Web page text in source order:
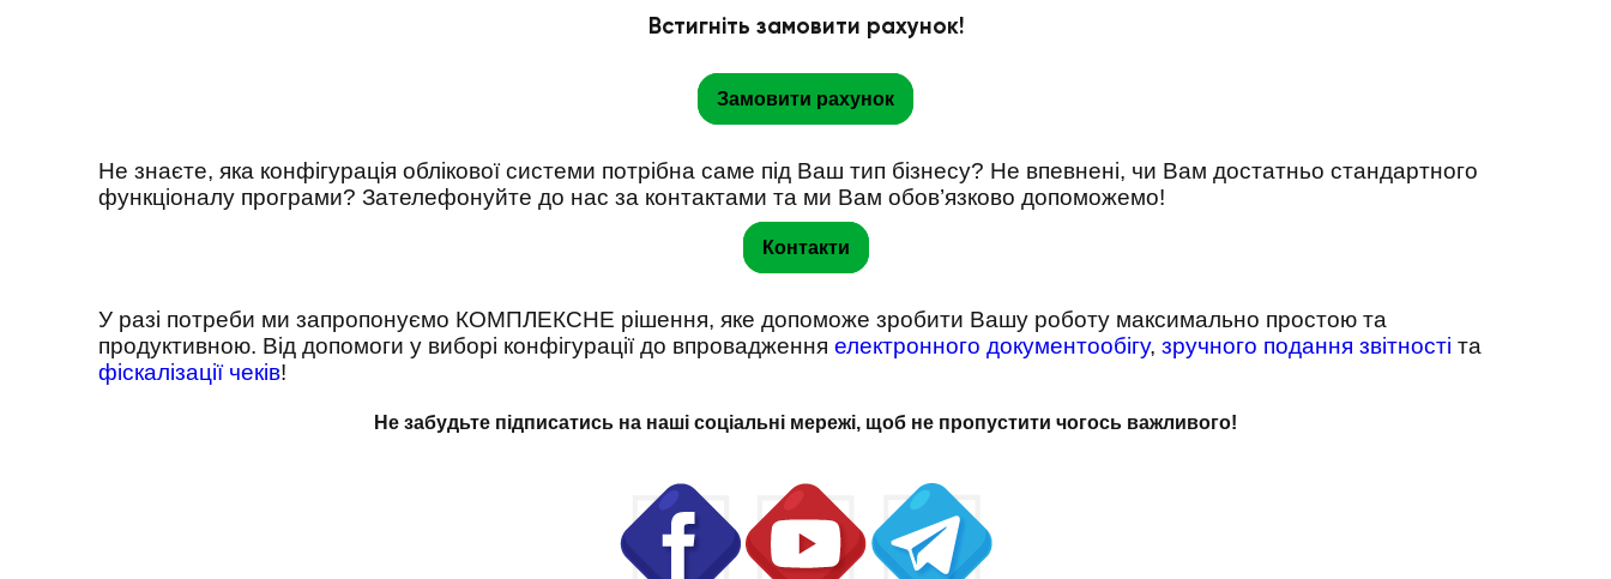
Встигніть замовити рахунок!
Замовити рахунок
Не знаєте, яка конфігурація облікової системи потрібна саме під Ваш тип бізнесу? Не впевнені, чи Вам достатньо стандартного
функціоналу програми? Зателефонуйте до нас за контактами та ми Вам обов’язково допоможемо!
Контакти
У разі потреби ми запропонуємо КОМПЛЕКСНЕ рішення, яке допоможе зробити Вашу роботу максимально простою та
продуктивною. Від допомоги у виборі конфігурації до впровадження електронного документообігу, зручного подання звітності та
фіскалізації чеків!
Не забудьте підписатись на наші соціальні мережі, щоб не пропустити чогось важливого!